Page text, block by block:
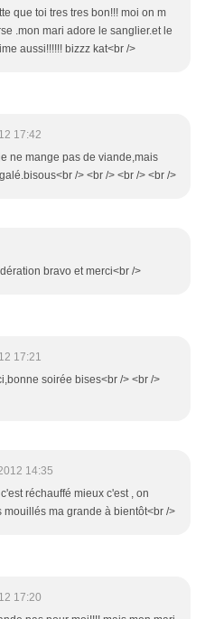
que toi tres tres bon!!! moi on m
.mon mari adore le sanglier.et le
aussi!!!!!! bizzz kat<br />
17:42
ne mange pas de viande,mais
/> <br /> <br /> <br />
bravo et merci<br />
17:21
soirée bises<br /> <br />
14:35
réchauffé mieux c'est , on
ma grande à bientôt<br />
17:20